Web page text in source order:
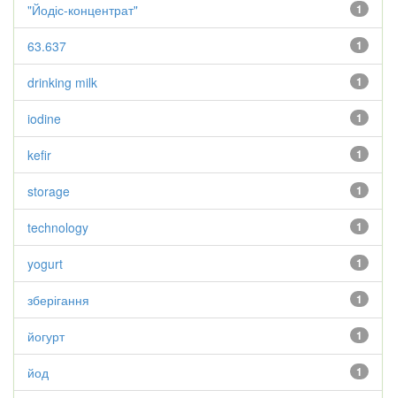
1
"Йодіс-концентрат"
1
63.637
1
drinking milk
1
iodine
1
kefir
1
storage
1
technology
1
yogurt
1
зберігання
1
йогурт
1
йод